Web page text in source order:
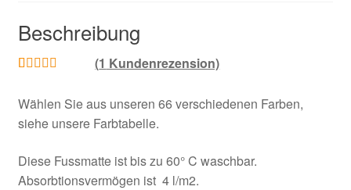
Beschreibung
5.00von 5,
basierend auf
rtung
(1 Kundenrezension)
Wählen Sie aus unseren 66 verschiedenen Farben,
siehe unsere Farbtabelle.
Diese Fussmatte ist bis zu 60° C waschbar.
Absorbtionsvermögen ist 4 l/m2.